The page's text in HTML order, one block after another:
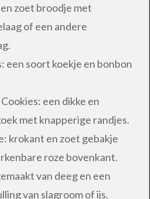
zoet broodje met
of een andere
een soort koekje en bonbon
een dikke en
met knapperige randjes.
krokant en zoet gebakje
roze bovenkant.
van deeg en een
van slagroom of ijs.